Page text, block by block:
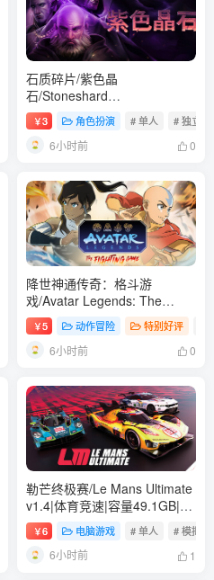
# 休闲
石质碎片/紫色晶
石/Stoneshard
Build.24221199|角色扮演|容
量887B|免安装绿色中文版
￥3 角色扮演 # 单人 # 独立
6小时前 0
# 3D
降世神通传奇：格斗游
戏/Avatar Legends: The
Fighting Game
Build.24421547|动作冒险|容
量8.2GB|免安装绿色中文版
￥5 动作冒险 特别好评
6小时前 0
# 模拟
勒芒终极赛/Le Mans Ultimate
v1.4|体育竞速|容量49.1GB|免
安装绿色中文版
￥6 电脑游戏 # 单人 # 模拟
6小时前 1